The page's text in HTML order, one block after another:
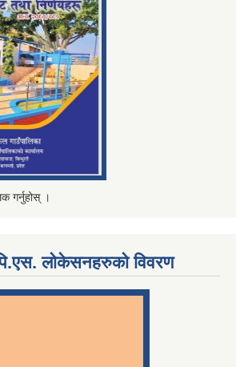
गर्नुहोस् ।
लोकेसनहरुको विवरण